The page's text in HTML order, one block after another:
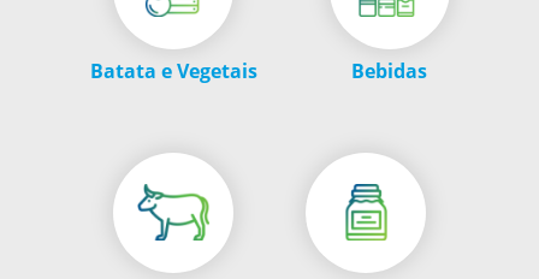
Batata e Vegetais Bebidas